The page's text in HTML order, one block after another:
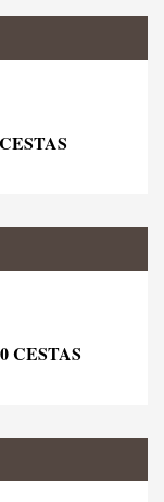
CESTAS